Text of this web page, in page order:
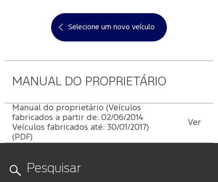
Credit
Plano
Sempre
Ford
Peças
Tutoriais
(Guia
360)
Serviço
Traz
Revisões
Ford
Agende
Serviço
Assistência
Applink™
Atualização
SYNC®
conta
Recuperar
Selecione um novo veículo
MANUAL DO PROPRIETÁRIO
Manual do proprietário (Veículos
fabricados a partir de: 02/06/2014
Veículos fabricados até: 30/01/2017)
(PDF)
Ver